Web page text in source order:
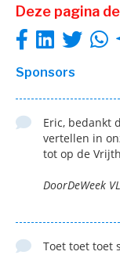
Deze pagina
Sponsors
Eric, bedankt
vertellen in
tot op de
DoorDeWeek
Toet toet toet